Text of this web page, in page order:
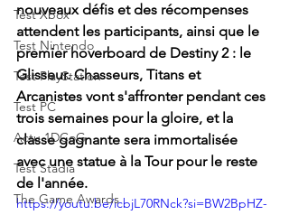
Test Xbox
Test Nintendo
Test PlayStation
Test PC
Actu 1DCoG
Test Stadia
The Game Awards
nouveaux défis et des récompenses
attendent les participants, ainsi que le
premier hoverboard de Destiny 2 : le
Glisseur. Chasseurs, Titans et
Arcanistes vont s'affronter pendant ces
trois semaines pour la gloire, et la
classe gagnante sera immortalisée
avec une statue à la Tour pour le reste
de l'année.
https://youtu.be/icbjL70RNck?si=BW2BpHZ-